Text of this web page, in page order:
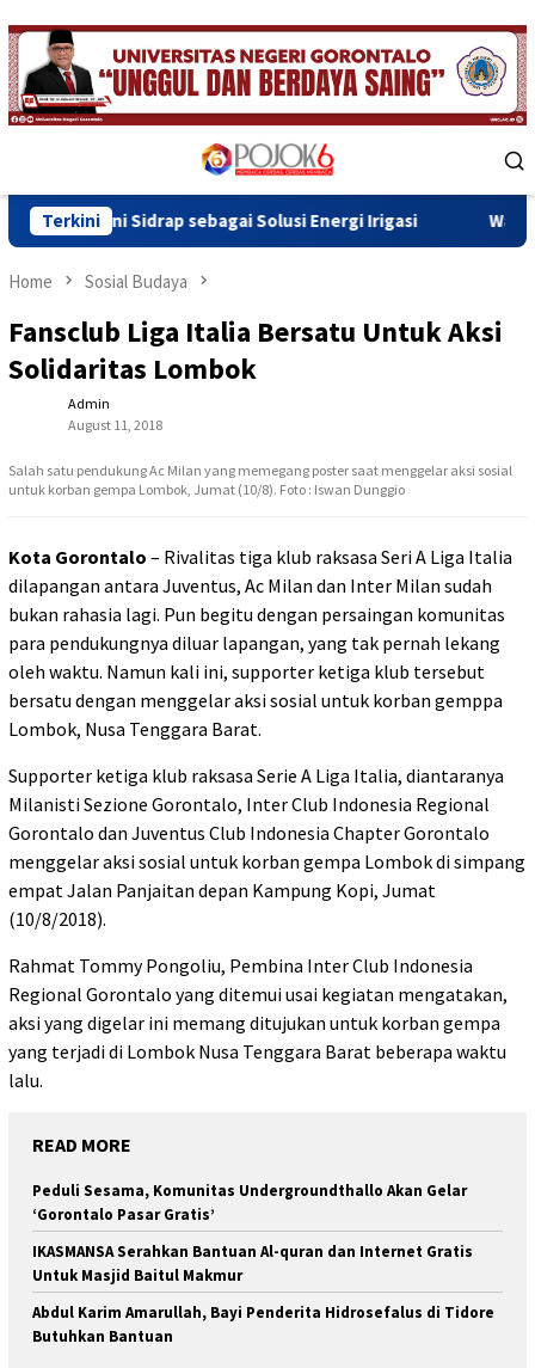
Skip
to
content
Menu
Terkini
Sidrap sebagai Solusi Energi Irigasi Wawali Indra
Home Sosial Budaya
Fansclub Liga Italia Bersatu Untuk Aksi
Solidaritas Lombok
Admin
August 11, 2018
Salah satu pendukung Ac Milan yang memegang poster saat menggelar aksi sosial
untuk korban gempa Lombok, Jumat (10/8). Foto : Iswan Dunggio
Kota Gorontalo – Rivalitas tiga klub raksasa Seri A Liga Italia
dilapangan antara Juventus, Ac Milan dan Inter Milan sudah
bukan rahasia lagi. Pun begitu dengan persaingan komunitas
para pendukungnya diluar lapangan, yang tak pernah lekang
oleh waktu. Namun kali ini, supporter ketiga klub tersebut
bersatu dengan menggelar aksi sosial untuk korban gemppa
Lombok, Nusa Tenggara Barat.
Supporter ketiga klub raksasa Serie A Liga Italia, diantaranya
Milanisti Sezione Gorontalo, Inter Club Indonesia Regional
Gorontalo dan Juventus Club Indonesia Chapter Gorontalo
menggelar aksi sosial untuk korban gempa Lombok di simpang
empat Jalan Panjaitan depan Kampung Kopi, Jumat
(10/8/2018).
Rahmat Tommy Pongoliu, Pembina Inter Club Indonesia
Regional Gorontalo yang ditemui usai kegiatan mengatakan,
aksi yang digelar ini memang ditujukan untuk korban gempa
yang terjadi di Lombok Nusa Tenggara Barat beberapa waktu
lalu.
READ MORE
Peduli Sesama, Komunitas Undergroundthallo Akan Gelar
‘Gorontalo Pasar Gratis’
IKASMANSA Serahkan Bantuan Al-quran dan Internet Gratis
Untuk Masjid Baitul Makmur
Abdul Karim Amarullah, Bayi Penderita Hidrosefalus di Tidore
Butuhkan Bantuan